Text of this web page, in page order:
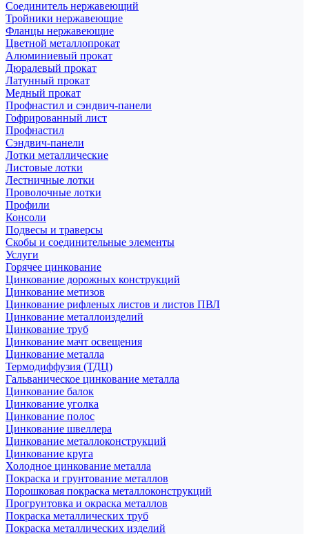
Соединитель нержавеющий
Тройники нержавеющие
Фланцы нержавеющие
Цветной металлопрокат
Алюминиевый прокат
Дюралевый прокат
Латунный прокат
Медный прокат
Профнастил и сэндвич-панели
Гофрированный лист
Профнастил
Сэндвич-панели
Лотки металлические
Листовые лотки
Лестничные лотки
Проволочные лотки
Профили
Консоли
Подвесы и траверсы
Скобы и соединительные элементы
Услуги
Горячее цинкование
Цинкование дорожных конструкций
Цинкование метизов
Цинкование рифленых листов и листов ПВЛ
Цинкование металлоизделий
Цинкование труб
Цинкование мачт освещения
Цинкование металла
Термодиффузия (ТДЦ)
Гальваническое цинкование металла
Цинкование балок
Цинкование уголка
Цинкование полос
Цинкование швеллера
Цинкование металлоконструкций
Цинкование круга
Холодное цинкование металла
Покраска и грунтование металлов
Порошковая покраска металлоконструкций
Прогрунтовка и окраска металлов
Покраска металлических труб
Покраска металлических изделий